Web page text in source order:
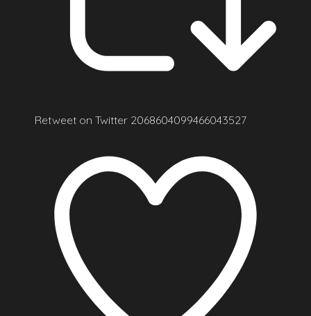
Retweet on Twitter 2068604099466043527